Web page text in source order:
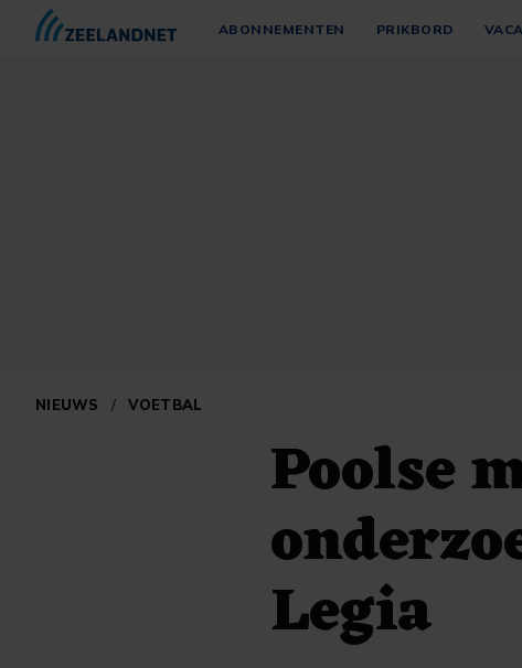
ABONNEMENTEN PRIKBORD
NIEUWS / VOETBAL
Poolse
Legia